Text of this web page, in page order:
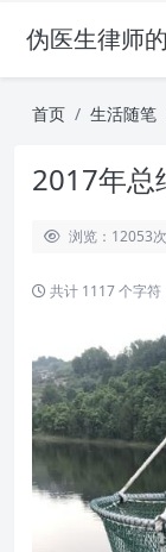
伪医生律师
首页 生活随笔
2017年总
浏览：12053
共计 1117 个字符